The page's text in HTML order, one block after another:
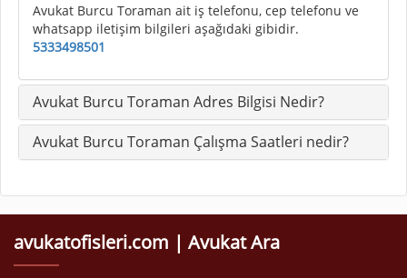
Avukat Burcu Toraman ait iş telefonu, cep telefonu ve
whatsapp iletişim bilgileri aşağıdaki gibidir.
5333498501
Avukat Burcu Toraman Adres Bilgisi Nedir?
Avukat Burcu Toraman Çalışma Saatleri nedir?
avukatofisleri.com | Avukat Ara